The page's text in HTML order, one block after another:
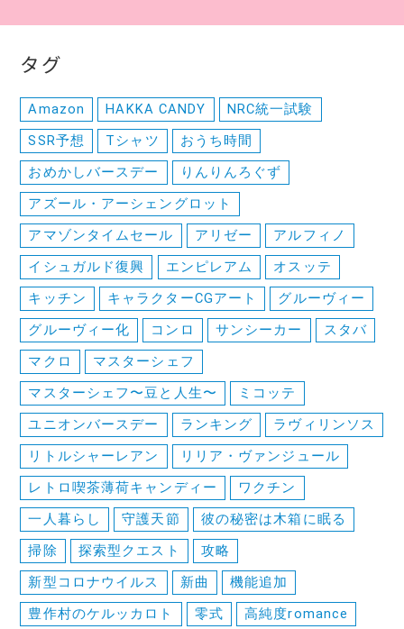
タグ
Amazon HAKKA CANDY
NRC統一試験
SSR予想
Tシャツ
おうち時間
おめかしバースデー
りんりんろぐず
アズール・アーシェングロット
アマゾンタイムセール
アリゼー
アルフィノ
イシュガルド復興
エンピレアム
オスッテ
キッチン
キャラクターCGアート
グルーヴィー
グルーヴィー化
コンロ サンシーカー
スタバ
マクロ
マスターシェフ
マスターシェフ〜豆と人生〜
ミコッテ
ユニオンバースデー
ランキング
ラヴィリンソス
リトルシャーレアン
リリア・ヴァンジュール
レトロ喫茶薄荷キャンディー
ワクチン
一人暮らし
守護天節
彼の秘密は木箱に眠る
掃除
探索型クエスト
攻略
新型コロナウイルス
新曲
機能追加
豊作村のケルッカロト
零式 高純度romance